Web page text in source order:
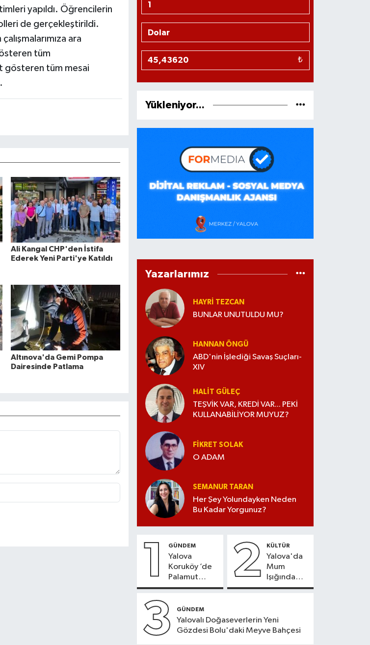
yapıldı. Öğrencilerin
de gerçekleştirildi.
ara
tüm
gösteren tüm mesai
Ali Kangal CHP'den İstifa
Ederek Yeni Parti'ye Katıldı
Altınova'da Gemi Pompa
Dairesinde Patlama
₺
Yükleniyor...
Yazarlarımız
HAYRI TEZCAN
BUNLAR UNUTULDU MU?
HANNAN ÖNGÜ
ABD'nin İşlediği Savaş Suçları-
XIV
HALIT GÜLEÇ
TEŞVİK VAR, KREDİ VAR... PEKİ
KULLANABİLİYOR MUYUZ?
FIKRET SOLAK
O ADAM
SEMANUR TARAN
Her Şey Yolundayken Neden
Bu Kadar Yorgunuz?
1 GÜNDEM
Yalova
Koruköy ’de
Palamut
Sezonu
2 KÜLTÜR
Yalova'da
Mum
Işığında
Konser
3 GÜNDEM
Yalovalı Doğaseverlerin Yeni
Gözdesi Bolu'daki Meyve Bahçesi